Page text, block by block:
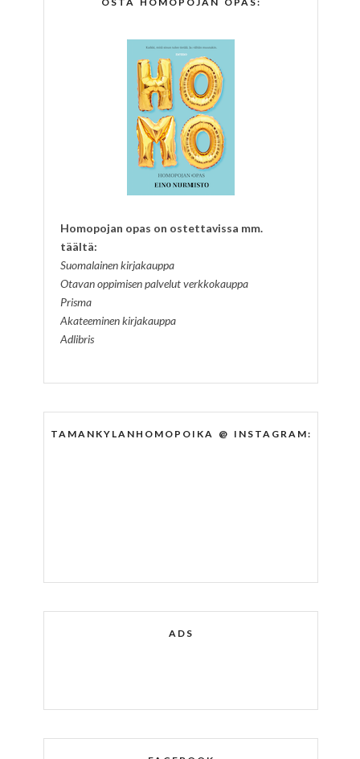
Homopojan opas on ostettavissa mm.
täältä:
Suomalainen kirjakauppa
Otavan oppimisen palvelut verkkokauppa
Prisma
Akateeminen kirjakauppa
Adlibris
TAMANKYLANHOMOPOIKA @ INSTAGRAM:
ADS